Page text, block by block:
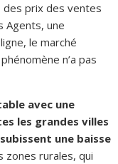
des prix des ventes
Agents, une
le marché
n’a pas
avec une
les grandes villes
une baisse
zones rurales, qui